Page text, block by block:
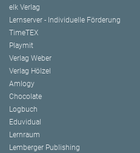
elk Verlag
Lernserver - Individuelle Förderung
TimeTEX
Playmit
Verlag Weber
Verlag Hölzel
Amlogy
Chocolate
Logbuch
Eduvidual
Lernraum
Lemberger Publishing